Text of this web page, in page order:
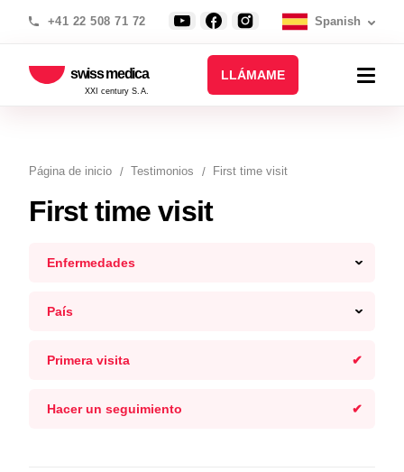
+41 22 508 71 72 Spanish
swiss medica
XXI century S.A.
LLÁMAME
Página de inicio Testimonios First time visit
First time visit
Enfermedades
País
Primera visita
Hacer un seguimiento